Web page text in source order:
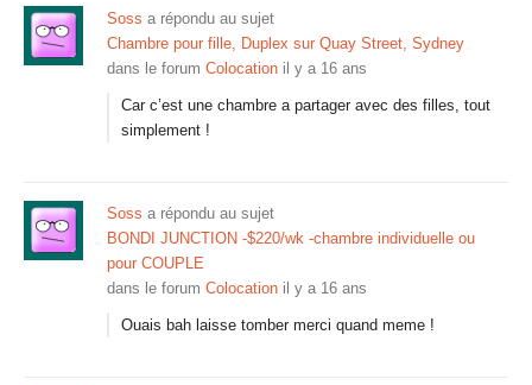
Soss a répondu au sujet
Chambre pour fille, Duplex sur Quay Street, Sydney
dans le forum Colocation il y a 16 ans
Car c’est une chambre a partager avec des filles, tout
simplement !
Soss a répondu au sujet
BONDI JUNCTION -$220/wk -chambre individuelle ou
pour COUPLE
dans le forum Colocation il y a 16 ans
Ouais bah laisse tomber merci quand meme !